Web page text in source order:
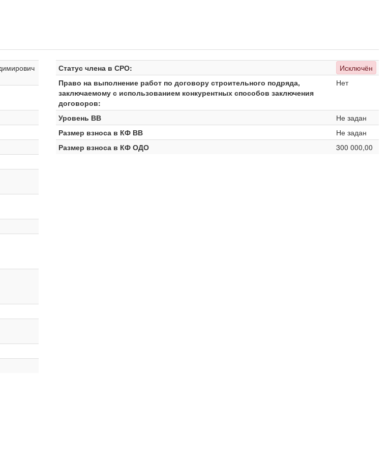
Статус члена в СРО:
Исключён
Право на выполнение работ по договору строительного подряда,
заключаемому с использованием конкурентных способов заключения
договоров:
Нет
Уровень ВВ
Не задан
Размер взноса в КФ ВВ
Не задан
Размер взноса в КФ ОДО
300 000,00